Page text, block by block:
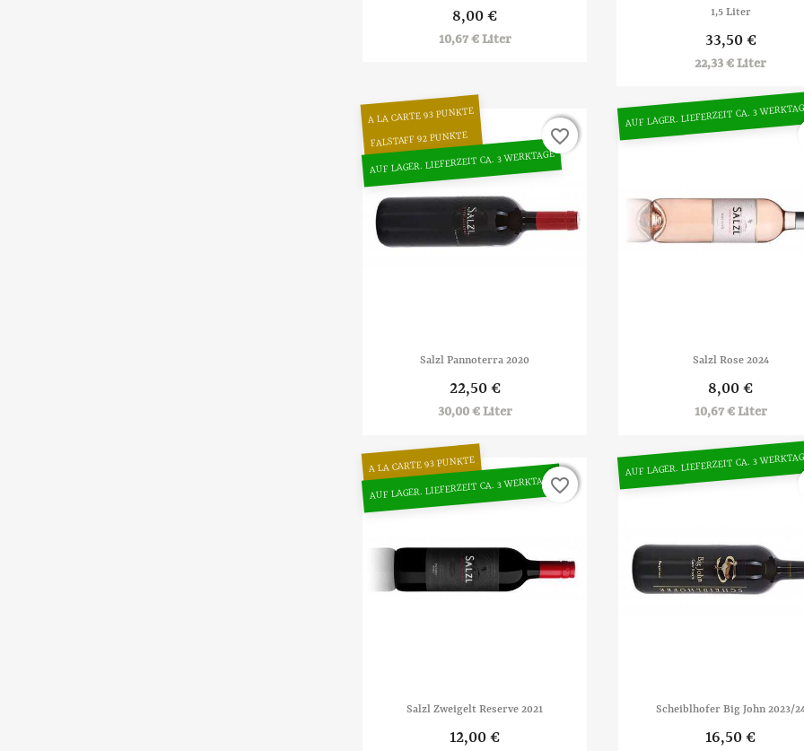
8,00 €
10,67 € Liter
1,5 Liter
33,50 €
22,33 € Liter
 Vorschau
Salzl Pannoterra 2020
22,50 €
30,00 € Liter
A LA CARTE 93 PUNKTE
FALSTAFF 92 PUNKTE
AUF LAGER. LIEFERZEIT CA. 3 WERKTAGE
favorite_border
favorite_border
Vorschau
Salzl Rose 2024
8,00 €
10,67 € Liter
AUF LAGER. LIEFERZEIT CA. 3
 Vorschau
Salzl Zweigelt Reserve 2021
12,00 €
A LA CARTE 93 PUNKTE
AUF LAGER. LIEFERZEIT CA. 3 WERKTAGEfavorite_border
favorite_border
 Vorschau
Scheiblhofer Big John 2023/
16,50 €
AUF LAGER. LIEFERZEIT CA. 3